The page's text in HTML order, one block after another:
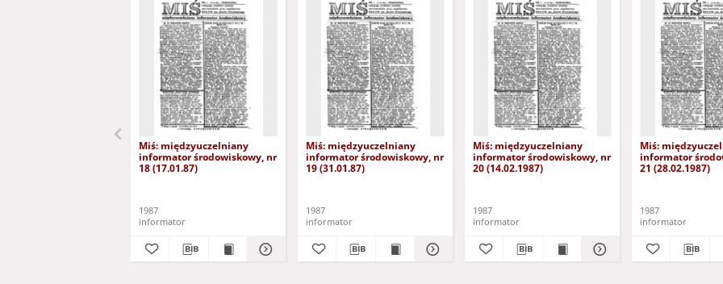
Miś: międzyuczelniany
informator środowiskowy, nr
18 (17.01.87)
1987
informator
Miś: międzyuczelniany
informator środowiskowy, nr
19 (31.01.87)
1987
informator
Miś: międzyuczelniany
informator środowiskowy, nr
20 (14.02.1987)
1987
informator
Miś:
informator
21 (28.02.1987)
1987
informator